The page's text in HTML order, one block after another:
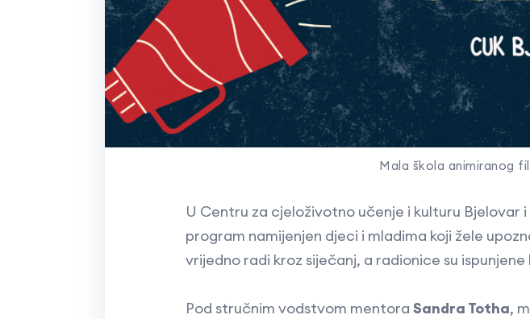
Mala škola animiranog
U Centru za cjeloživotno učenje i kulturu Bjelovar
program namijenjen djeci i mladima koji žele
vrijedno radi kroz siječanj, a radionice su
Pod stručnim vodstvom mentora Sandra Totha,